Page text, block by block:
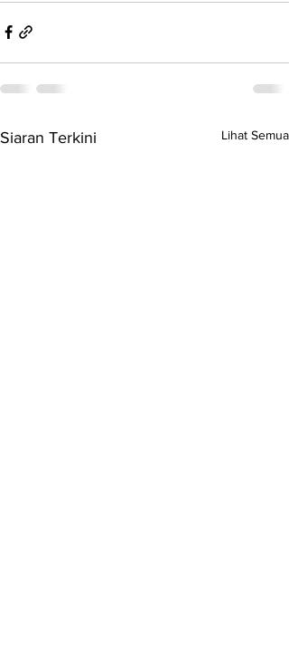
Siaran Terkini Lihat Semua